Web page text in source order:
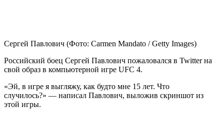
Сергей Павлович (Фото: Carmen Mandato / Getty Images)
Российский боец Сергей Павлович пожаловался в Twitter на
свой образ в компьютерной игре UFC 4.
«Эй, в игре я выгляжу, как будто мне 15 лет. Что
случилось?» — написал Павлович, выложив скриншот из
этой игры.